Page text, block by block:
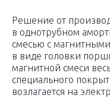
Решение от
в однотрубном
смесью с
в виде головки
магнитной смеси
специального
возлагается на